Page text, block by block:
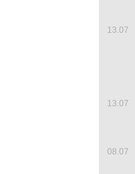
13.07
13.07
08.07